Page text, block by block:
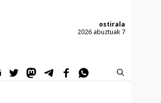
ostirala
2026 abuztuak 7